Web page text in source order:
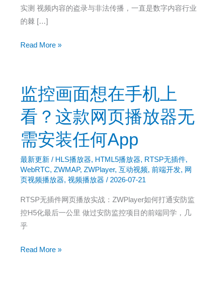
实测 视频内容的盗录与非法传播，一直是数字内容行业
的棘 […]
视
器
免
费
也
有
企
业
安
全：
ZWPlayer
护
Read More »
监控画面想在手机上
看？这款网页播放器无
需安装任何App
最新更新/ HLS播放器, HTML5播放器, RTSP无插件,
WebRTC, ZWMAP, ZWPlayer, 互动视频, 前端开发, 网
页视频播放器, 视频播放器 / 2026-07-21
RTSP无插件网页播放实战：ZWPlayer如何打通安防监
控H5化最后一公里 做过安防监控项目的前端同学，几
乎
监
Read More »